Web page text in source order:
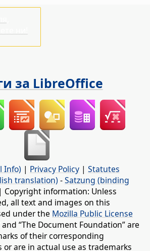
за LibreOffice
Info) | Privacy Policy | Statutes
translation) -Satzung (binding
| Copyright information: Unless
all text and images on this
under the Mozilla Public License
and “The Document Foundation” are
of their corresponding
or are in actual use as trademarks